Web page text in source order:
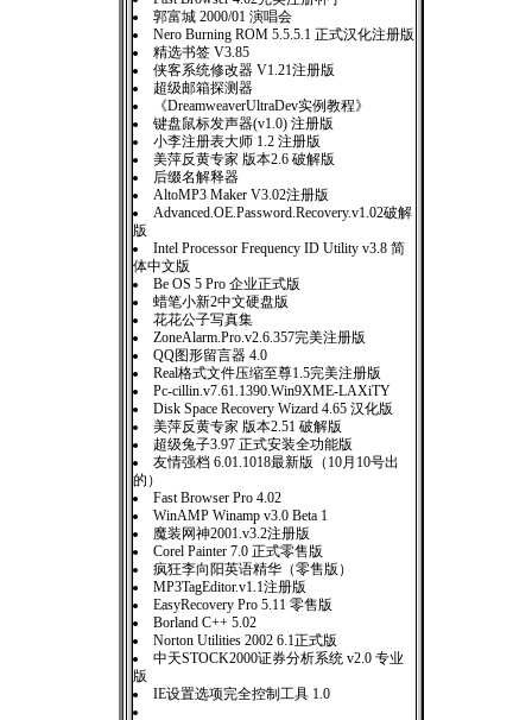
郭富城 2000/01 演唱会
Nero Burning ROM 5.5.5.1 正式汉化注册版
精选书签 V3.85
侠客系统修改器 V1.21注册版
超级邮箱探测器
《DreamweaverUltraDev实例教程》
键盘鼠标发声器(v1.0) 注册版
小李注册表大师 1.2 注册版
美萍反黄专家 版本2.6 破解版
后缀名解释器
AltoMP3 Maker V3.02注册版
Advanced.OE.Password.Recovery.v1.02破解
版
Intel Processor Frequency ID Utility v3.8 简
体中文版
Be OS 5 Pro 企业正式版
蜡笔小新2中文硬盘版
花花公子写真集
ZoneAlarm.Pro.v2.6.357完美注册版
QQ图形留言器 4.0
Real格式文件压缩至尊1.5完美注册版
Pc-cillin.v7.61.1390.Win9XME-LAXiTY
Disk Space Recovery Wizard 4.65 汉化版
美萍反黄专家 版本2.51 破解版
超级兔子3.97 正式安装全功能版
友情强档 6.01.1018最新版（10月10号出
的）
Fast Browser Pro 4.02
WinAMP Winamp v3.0 Beta 1
魔装网神2001.v3.2注册版
Corel Painter 7.0 正式零售版
疯狂李向阳英语精华（零售版）
MP3TagEditor.v1.1注册版
EasyRecovery Pro 5.11 零售版
Borland C++ 5.02
Norton Utilities 2002 6.1正式版
中天STOCK2000证券分析系统 v2.0 专业
版
IE设置选项完全控制工具 1.0